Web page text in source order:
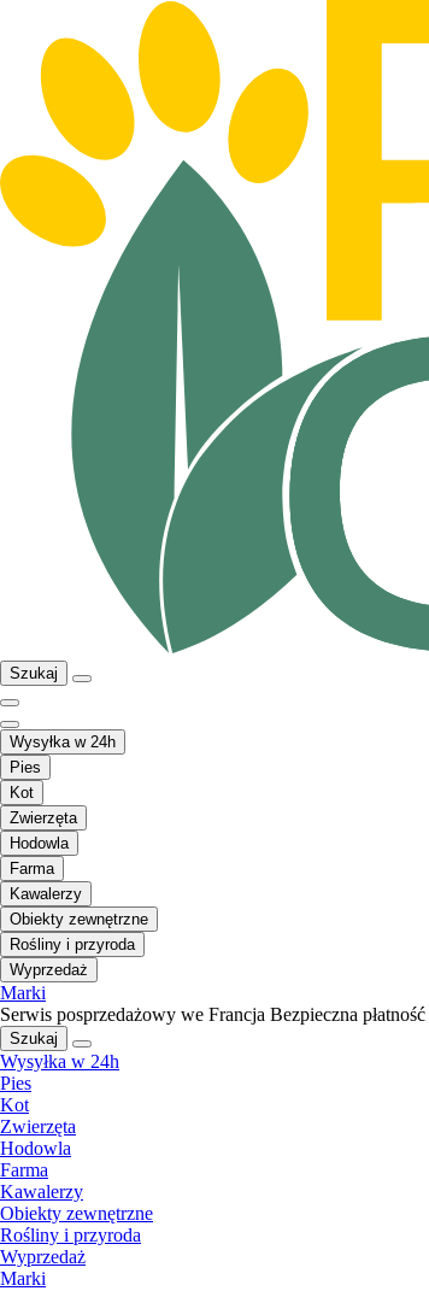
Szukaj
Wysyłka w 24h
Pies
Kot
Zwierzęta
Hodowla
Farma
Kawalerzy
Obiekty zewnętrzne
Rośliny i przyroda
Wyprzedaż
Marki
Serwis posprzedażowy we Francja Bezpieczna płatność
Szukaj
Wysyłka w 24h
Pies
Kot
Zwierzęta
Hodowla
Farma
Kawalerzy
Obiekty zewnętrzne
Rośliny i przyroda
Wyprzedaż
Marki